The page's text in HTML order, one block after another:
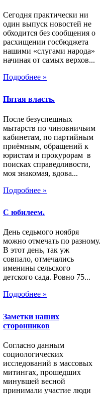
Сегодня практически ни
один выпуск новостей не
обходится без сообщения о
расхищении госбюджета
нашими «слугами народа»
начиная от самых верхов...
Подробнее »
Пятая власть.
После безуспешных
мытарств по чиновничьим
кабинетам, по партийным
приёмным, обращений к
юристам и прокурорам в
поисках справедливости,
моя знакомая, вдова...
Подробнее »
С юбилеем.
День седьмого ноября
можно отмечать по разному.
В этот день, так уж
совпало, отмечались
именины сельского
детского сада. Ровно 75...
Подробнее »
Заметки наших
сторонников
Согласно данным
социологических
исследований в массовых
митингах, прошедших
минувшей весной
принимали участие люди